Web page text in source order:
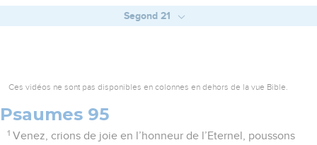
Segond 21
Ces vidéos ne sont pas disponibles en colonnes en dehors de la vue Bible.
Psaumes 95
1 Venez, crions de joie en l’honneur de l’Eternel, poussons